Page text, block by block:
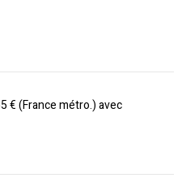
€ (France métro.) avec